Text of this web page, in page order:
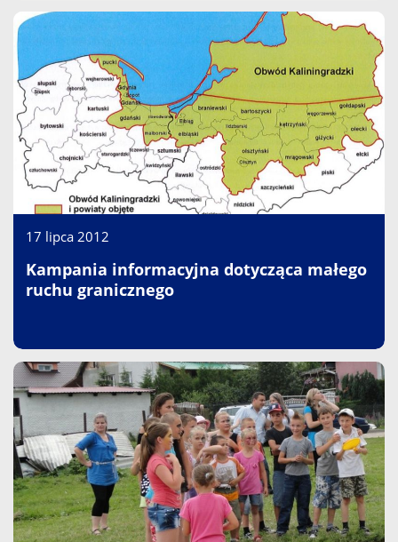
17 lipca 2012
Kampania informacyjna dotycząca małego
ruchu granicznego